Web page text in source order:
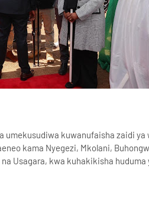
umekusudiwa kuwanufaisha zaidi ya
kama Nyegezi, Mkolani,
Usagara, kwa kuhakikisha huduma